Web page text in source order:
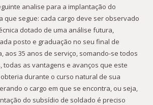
analise para a implantação do
que segue: cada cargo deve ser observado
dotado de uma análise futura,
posto e graduação no seu final de
aos 35 anos de serviço, somando-se todos
todas as vantagens e avanços que este
durante o curso natural de sua
o cargo em que se encontra, ou seja,
do subsídio de soldado é preciso